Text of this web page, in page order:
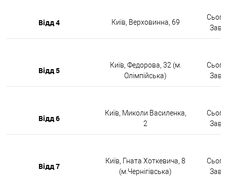
Відд 4 Київ, Верховинна, 69
Відд 5
Київ, Федорова, 32 (м.
Олімпійська)
Відд 6
Київ, Миколи Василенка,
2
Відд 7
Київ, Гната Хоткевича, 8
(м.Чернігівська)